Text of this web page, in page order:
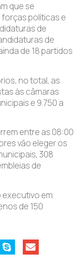
que se
políticas e
de
de
de 18 partidos
no total, as
às câmaras
e 9.750 a
entre as 08:00
vão eleger os
308
de
executivo em
de 150